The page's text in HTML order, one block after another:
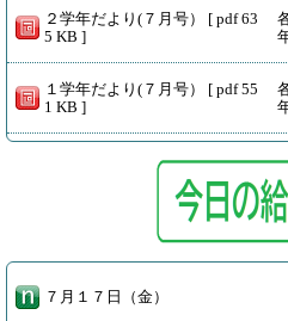
２学年だより(７月号） [ pdf 63
5 KB ]
１学年だより(７月号） [ pdf 55
1 KB ]
７月１７日（金）